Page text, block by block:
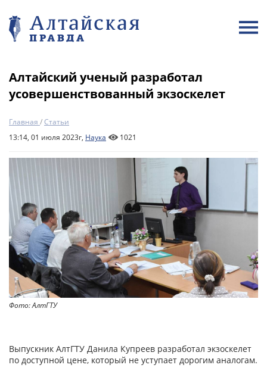
Алтайский ученый разработал
усовершенствованный экзоскелет
Главная /Статьи
13:14, 01 июля 2023г, Наука 1021
Фото: АлтГТУ
Выпускник АлтГТУ Данила Купреев разработал экзоскелет
по доступной цене, который не уступает дорогим аналогам.